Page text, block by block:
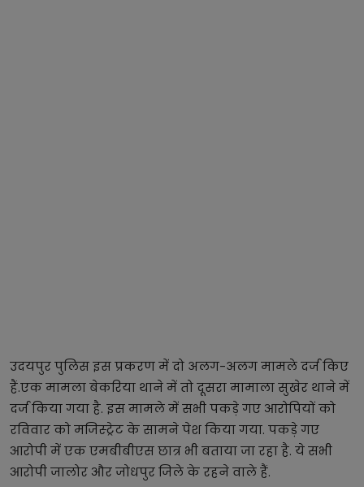
उदयपुर पुलिस इस प्रकरण में दो अलग-अलग मामले दर्ज किए
हैं.एक मामला बेकरिया थाने में तो दूसरा मामाला सुखेर थाने में
दर्ज किया गया है. इस मामले में सभी पकड़े गए आरोपियों को
रविवार को मजिस्ट्रेट के सामने पेश किया गया. पकड़े गए
आरोपी में एक एमबीबीएस छात्र भी बताया जा रहा है. ये सभी
आरोपी जालोर और जोधपुर जिले के रहने वाले हैं.